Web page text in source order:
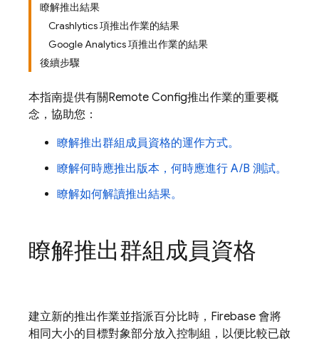
瞭解推出結果
Crashlytics 項推出作業的結果
Google Analytics 項推出作業的結果
後續步驟
本指南提供有關Remote Config推出作業的重要概
念，協助您：
瞭解推出群組成員資格的運作方式。
瞭解何時應推出版本，何時應進行 A/B 測試。
瞭解如何解讀推出結果。
瞭解推出群組成員資格
建立新的推出作業並指派百分比時，Firebase 會將
相同大小的目標對象部分放入控制組，以便比較已啟